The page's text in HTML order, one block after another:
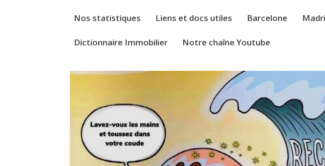
Nos statistiques Liens et docs utiles Barcelone
Dictionnaire Immobilier Notre chaîne Youtube